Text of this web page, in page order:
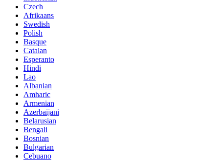
Czech
Afrikaans
Swedish
Polish
Basque
Catalan
Esperanto
Hindi
Lao
Albanian
Amharic
Armenian
Azerbaijani
Belarusian
Bengali
Bosnian
Bulgarian
Cebuano